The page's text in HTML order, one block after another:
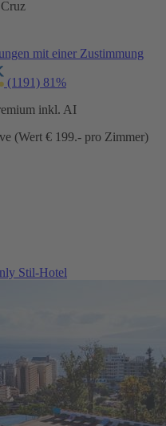
mit einer Zustimmung
(1191) 81%
inkl. AI
(Wert € 199.- pro Zimmer)
Stil-Hotel